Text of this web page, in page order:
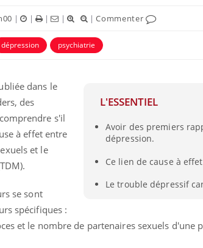
| | | | |Commenter
dépression psychiatrie
L'ESSENTIEL
Avoir des premiers
dépression.
Ce lien de cause à
Le trouble dépressif
dans le
des
s'il
à effet entre
et le
se sont
spécifiques :
et le nombre de partenaires sexuels d'une
prévenir
Fatigue, irritabilité, brouillard mental ou
même alopécie… Les symptômes de la
carence en fer sont multiples ce qui la
...